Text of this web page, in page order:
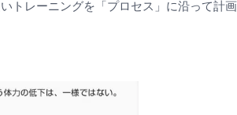
トレーニングを「プロセス」に沿って計画